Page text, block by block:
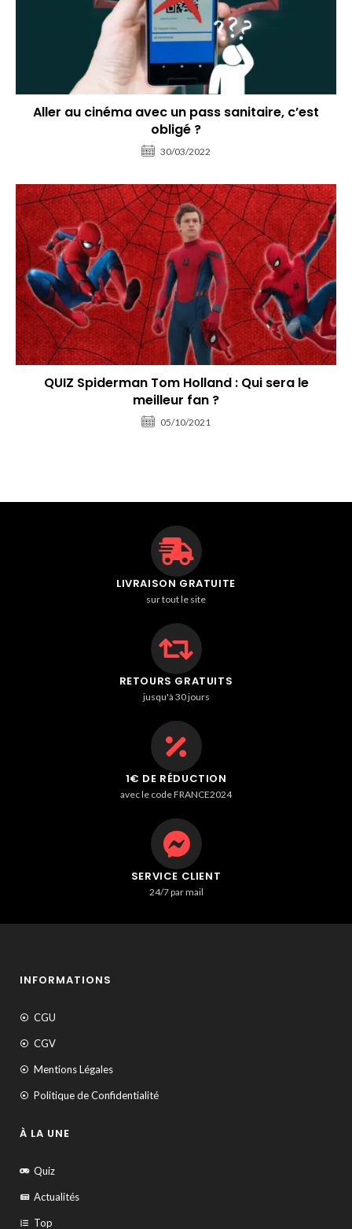
Aller au cinéma avec un pass sanitaire, c’est
obligé ?
30/03/2022
QUIZ Spiderman Tom Holland : Qui sera le
meilleur fan ?
05/10/2021
LIVRAISON GRATUITE
sur tout le site
RETOURS GRATUITS
jusqu'à 30 jours
1€ DE RÉDUCTION
avec le code FRANCE2024
SERVICE CLIENT
24/7 par mail
INFORMATIONS
CGU
CGV
Mentions Légales
Politique de Confidentialité
À LA UNE
Quiz
Actualités
Top